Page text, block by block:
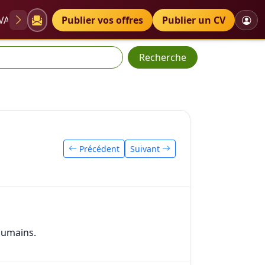
Diplômes Petites annonces
Publier vos offres Publier un CV
Recherche
Précédent Suivant